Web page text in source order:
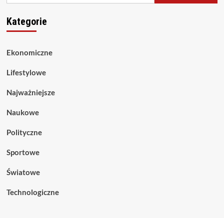
Kategorie
Ekonomiczne
Lifestylowe
Najważniejsze
Naukowe
Polityczne
Sportowe
Światowe
Technologiczne